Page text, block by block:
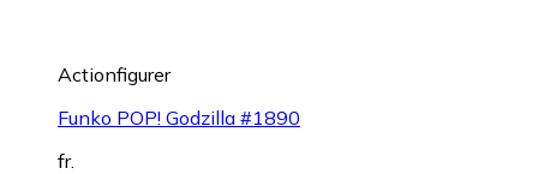
Actionfigurer
Funko POP! Godzilla #1890
fr.